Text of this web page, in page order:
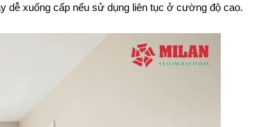
dễ xuống cấp nếu sử dụng liên tục ở cường độ cao.